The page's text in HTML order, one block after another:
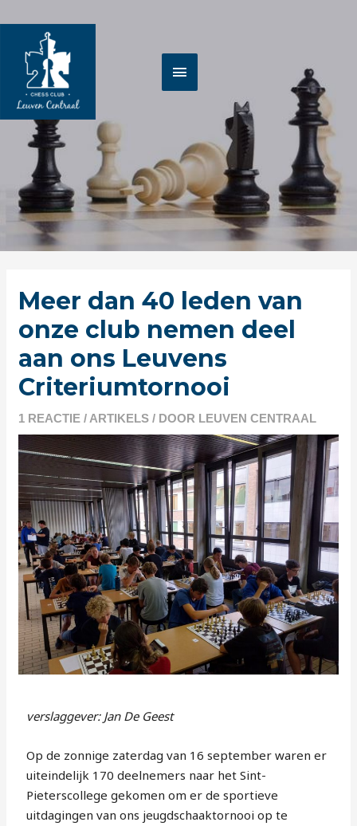
naar
inhoud
Meer dan 40 leden van
onze club nemen deel
aan ons Leuvens
Criteriumtornooi
1 REACTIE / ARTIKELS / DOOR LEUVEN CENTRAAL
verslaggever: Jan De Geest
Op de zonnige zaterdag van 16 september waren er
uiteindelijk 170 deelnemers naar het Sint-
Pieterscollege gekomen om er de sportieve
uitdagingen van ons jeugdschaaktornooi op te